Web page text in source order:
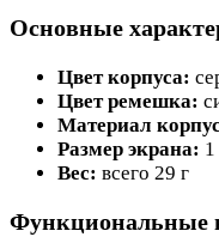
Основные
Цвет корпуса:
Цвет ремешка:
Материал
Размер экрана:
Вес: всего 29 г
Функциональные